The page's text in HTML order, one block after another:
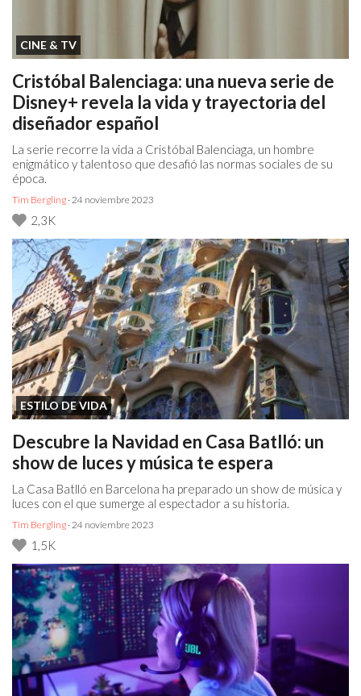
CINE & TV
Cristóbal Balenciaga: una nueva serie de
Disney+ revela la vida y trayectoria del
diseñador español
La serie recorre la vida a Cristóbal Balenciaga, un hombre
enigmático y talentoso que desafió las normas sociales de su
época.
Tim Bergling · 24 noviembre 2023
2,3K
ESTILO DE VIDA
Descubre la Navidad en Casa Batlló: un
show de luces y música te espera
La Casa Batlló en Barcelona ha preparado un show de música y
luces con el que sumerge al espectador a su historia.
Tim Bergling · 24 noviembre 2023
1,5K